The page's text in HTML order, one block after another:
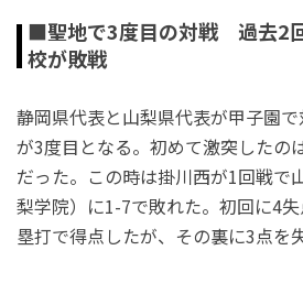
■聖地で3度目の対戦 過去2
校が敗戦
静岡県代表と山梨県代表が甲子園
が3度目となる。初めて激突したの
だった。この時は掛川西が1回戦で
梨学院）に1-7で敗れた。初回に4
塁打で得点したが、その裏に3点を